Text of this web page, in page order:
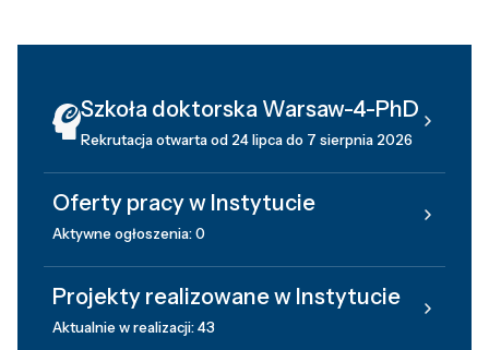
Szkoła doktorska Warsaw-4-PhD
Rekrutacja otwarta od 24 lipca do 7 sierpnia 2026
Oferty pracy w Instytucie
Aktywne ogłoszenia: 0
Projekty realizowane w Instytucie
Aktualnie w realizacji: 43